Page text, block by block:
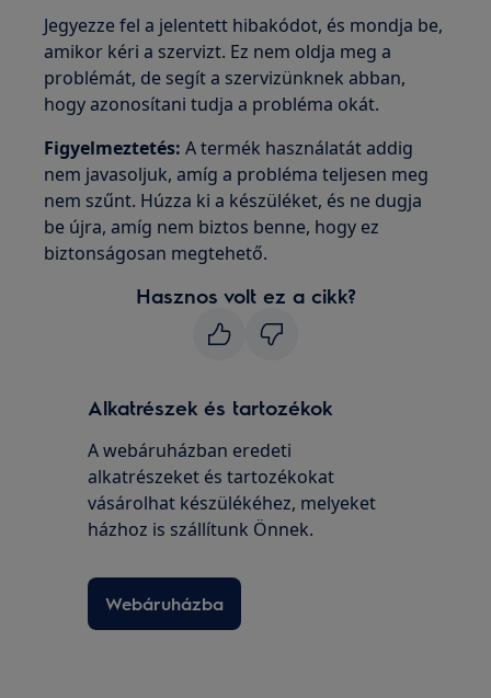
Jegyezze fel a jelentett hibakódot, és mondja be,
amikor kéri a szervizt. Ez nem oldja meg a
problémát, de segít a szervizünknek abban,
hogy azonosítani tudja a probléma okát.
Figyelmeztetés: A termék használatát addig
nem javasoljuk, amíg a probléma teljesen meg
nem szűnt. Húzza ki a készüléket, és ne dugja
be újra, amíg nem biztos benne, hogy ez
biztonságosan megtehető.
Hasznos volt ez a cikk?
Alkatrészek és tartozékok
A webáruházban eredeti
alkatrészeket és tartozékokat
vásárolhat készülékéhez, melyeket
házhoz is szállítunk Önnek.
Webáruházba